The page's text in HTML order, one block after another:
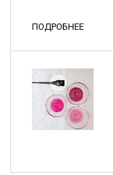
ПОДРОБНЕЕ